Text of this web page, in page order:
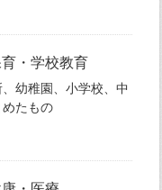
・学校教育
幼稚園、小学校、中
たもの